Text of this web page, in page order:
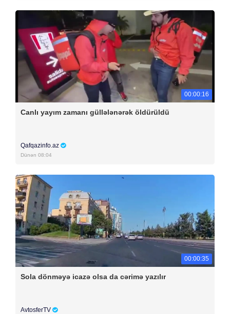
00:00:16
Canlı yayım zamanı güllələnərək öldürüldü
Qafqazinfo.az
Dünən 08:04
00:00:35
Sola dönməyə icazə olsa da cərimə yazılır
AvtosferTV